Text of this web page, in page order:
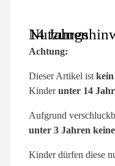
Nutzungshinweis für Kinder unter 14 Jahren
Achtung:
Dieser Artikel ist kein
Kinderunter 14
Aufgrund
unter 3 Jahren
Kinder dürfen diese